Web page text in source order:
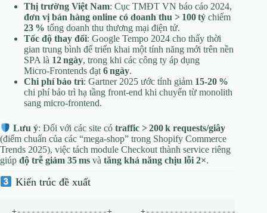
Thị trường Việt Nam: Cục TMĐT VN báo cáo 2024,
đơn vị bán hàng online có doanh thu > 100 tỷ chiếm
23 % tổng doanh thu thương mại điện tử.
Tốc độ thay đổi: Google Tempo 2024 cho thấy thời
gian trung bình để triển khai một tính năng mới trên nền
SPA là 12 ngày, trong khi các công ty áp dụng
Micro‑Frontends đạt 6 ngày.
Chi phí bảo trì: Gartner 2025 ước tính giảm 15‑20 %
chi phí bảo trì hạ tầng front‑end khi chuyển từ monolith
sang micro‑frontend.
Lưu ý: Đối với các site cótraffic > 200 k requests/giây
(điểm chuẩn của các “mega‑shop” trong Shopify Commerce
Trends 2025), việc tách module Checkout thành service riêng
giúp độ trễ giảm 35 ms và tăng khả năng chịu lỗi 2×.
Kiến trúc đề xuất